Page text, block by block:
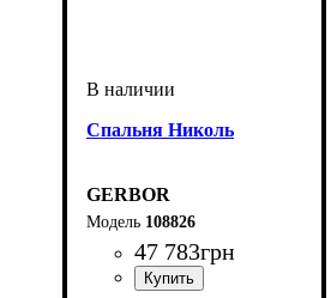
Спальня Николь
GERBOR
108826
47 783грн